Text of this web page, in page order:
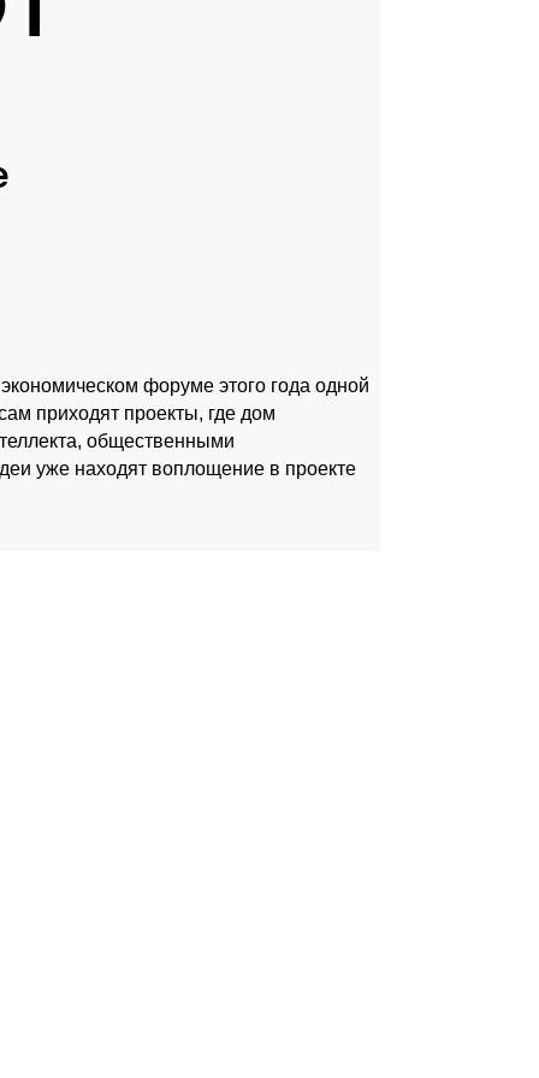
форуме этого года одной
приходят проекты, где дом
общественными
уже находят воплощение в проекте